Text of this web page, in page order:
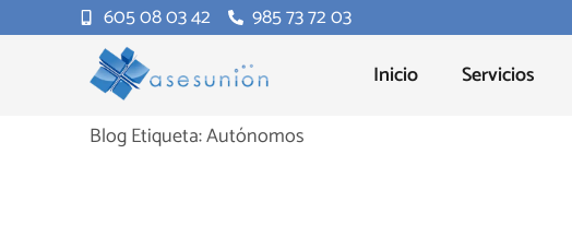
605 08 03 42
985 73 72 03
Inicio
Servicios
Blog Etiqueta: Autónomos